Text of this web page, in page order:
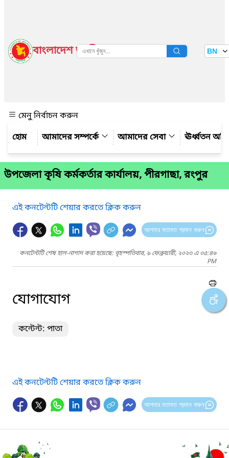
বাংলাদেশ জাতীয় তথ্য বাতায়ন BN
মেনু নির্বাচন করুন
আমাদের সম্পর্কে
আমাদের সেবা ঊর্ধ্বতন
উপজেলা কৃষি কর্মকর্তার কার্যালয়, পীরগাছা, রংপুর
এই কনটেন্টটি শেয়ার করতে ক্লিক করুন
আপনার মতামত প্রদান করুন
কনটেন্টটি শেষ হাল-নাগাদ করা হয়েছে: বৃহস্পতিবার, ৯ ফেব্রুয়ারী, ২০২৩ এ ০৫:৪৬
PM
যোগাযোগ
কন্টেন্ট: পাতা
এই কনটেন্টটি শেয়ার করতে ক্লিক করুন
আপনার মতামত প্রদান করুন